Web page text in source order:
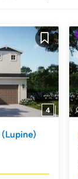
Guardar
4
(Lupine)